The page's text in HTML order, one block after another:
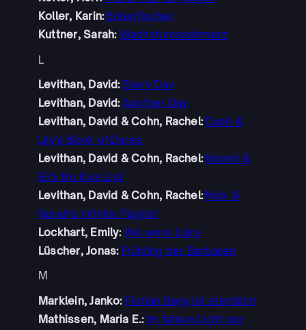
Koller, Karin: Entenfischer
Kuttner, Sarah: Wachstumsschmerz
L
Levithan, David: Every Day
Levithan, David: Another Day
Levithan, David & Cohn, Rachel: Dash &
Lily’s Book of Dares
Levithan, David & Cohn, Rachel: Naomi &
Eli’s No Kiss List
Levithan, David & Cohn, Rachel: Nick &
Norah’s Infinite Playlist
Lockhart, Emily: We were Liars
Lüscher, Jonas: Frühling der Barbaren
M
Marklein, Janko: Florian Berg ist sterblich
Mathissen, Maria E.: Im fahlen Licht der